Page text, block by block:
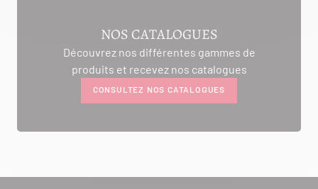
AMBIANCE CHEMINEE
ROUTE DE LAUSANNE
A L'AMBOUCHI
LA CLUSE ET MIJOUX 25300
NOS CATALOGUES
Découvrez nos différentes gammes de
produits et recevez nos catalogues
CONSULTEZ NOS CATALOGUES